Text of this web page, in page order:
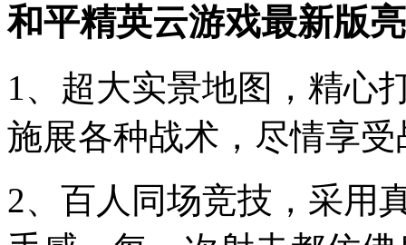
和平精英云游戏最新版
1、超大实景地图，精心
施展各种战术，尽情享
2、百人同场竞技，采用